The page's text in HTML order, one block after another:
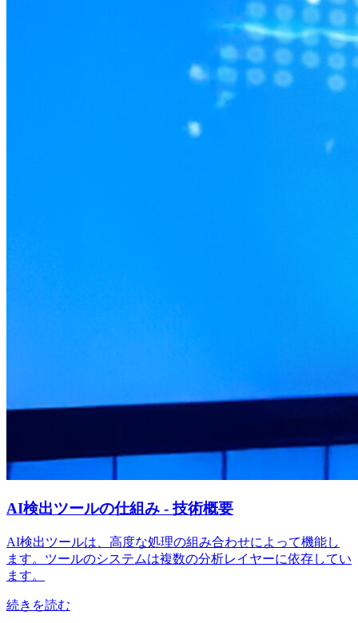
AI検出ツールの仕組み - 技術概要
AI検出ツールは、高度な処理の組み合わせによって機能し
ます。ツールのシステムは複数の分析レイヤーに依存してい
ます。
続きを読む